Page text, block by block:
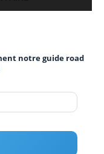
notre guide road